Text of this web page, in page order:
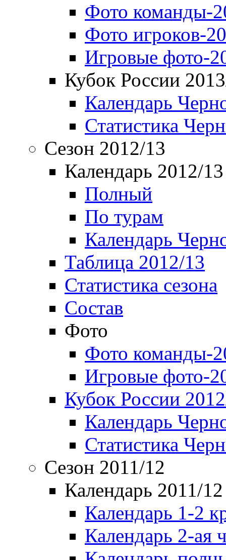
Фото команды-
Фото игроков-
Игровые фото-
Кубок России
Календарь
Статистика
Сезон 2012/13
Календарь 2012/13
Полный
По турам
Календарь
Таблица 2012/13
Статистика сезона
Состав
Фото
Фото команды-
Игровые фото-
Кубок России
Календарь
Статистика
Сезон 2011/12
Календарь 2011/12
Календарь 1-2
Календарь 2-ая